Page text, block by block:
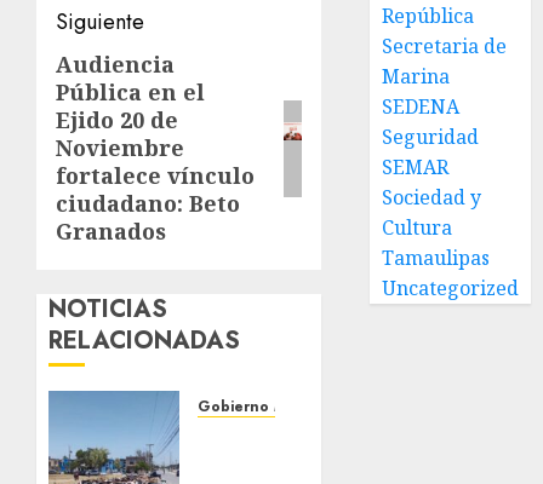
Siguiente
Siguiente
entrada:
Audiencia
Pública en el
Ejido 20 de
Noviembre
fortalece vínculo
ciudadano: Beto
Granados
NOTICIAS
RELACIONADAS
Gobierno Matamoros
República
Secretaria de
Marina
SEDENA
Seguridad
SEMAR
Sociedad y
Cultura
Tamaulipas
Uncategorized